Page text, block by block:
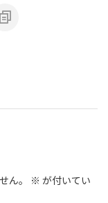
ん。 ※ が付いてい